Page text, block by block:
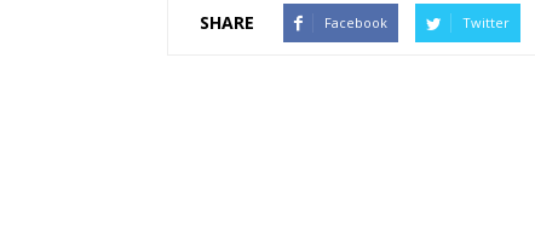
SHARE Facebook Twitter